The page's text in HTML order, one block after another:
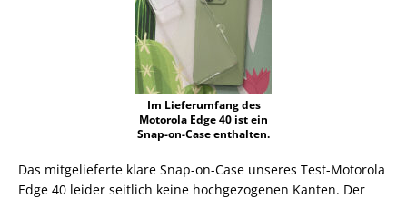
Im Lieferumfang des
Motorola Edge 40 ist ein
Snap-on-Case enthalten.
Das mitgelieferte klare Snap-on-Case unseres Test-Motorola
Edge 40 leider seitlich keine hochgezogenen Kanten. Der